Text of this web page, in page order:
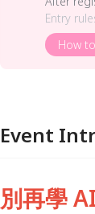
Entry
How
Event
別再學